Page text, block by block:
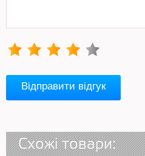
Відправити відгук
Схожі товари: